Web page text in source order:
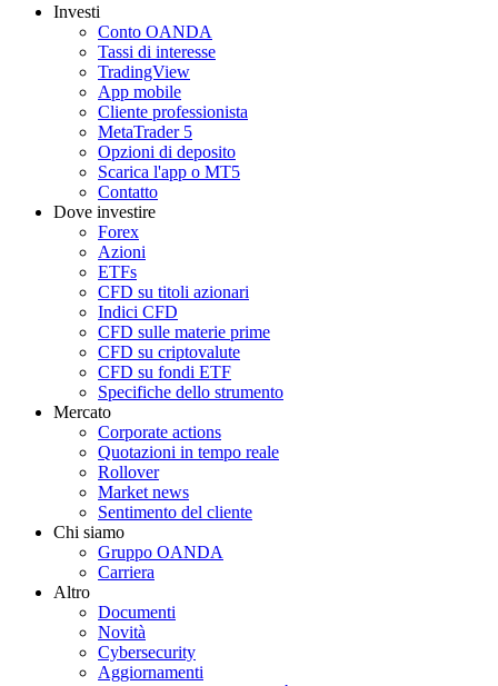
Investi
Conto OANDA
Tassi di interesse
TradingView
App mobile
Cliente professionista
MetaTrader 5
Opzioni di deposito
Scarica l'app o MT5
Contatto
Dove investire
Forex
Azioni
ETFs
CFD su titoli azionari
Indici CFD
CFD sulle materie prime
CFD su criptovalute
CFD su fondi ETF
Specifiche dello strumento
Mercato
Corporate actions
Quotazioni in tempo reale
Rollover
Market news
Sentimento del cliente
Chi siamo
Gruppo OANDA
Carriera
Altro
Documenti
Novità
Cybersecurity
Aggiornamenti